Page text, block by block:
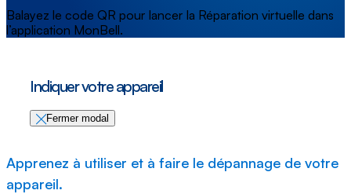
Balayez le code QR pour lancer la Réparation virtuelle dans
l’application MonBell.
Indiquer votre appareil
Fermer modal
Apprenez à utiliser et à faire le dépannage de votre
appareil.